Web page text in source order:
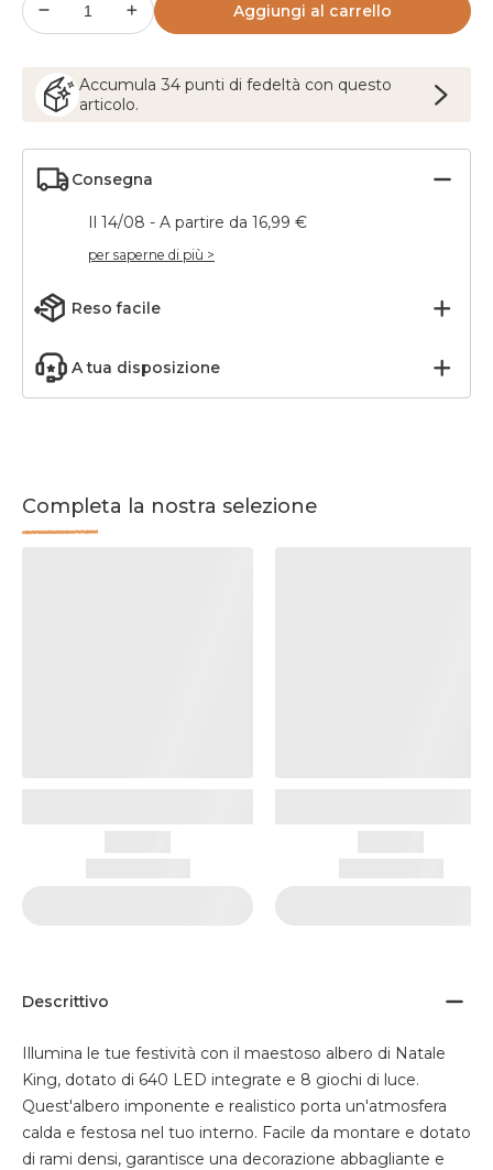
Aggiungi al carrello
Accumula 34 punti di fedeltà con questo
articolo.
Consegna
Il 14/08 - A partire da 16,99 €
per saperne di più >
Reso facile
A tua disposizione
Completa la nostra selezione
Descrittivo
Illumina le tue festività con il maestoso albero di Natale
King, dotato di 640 LED integrate e 8 giochi di luce.
Quest'albero imponente e realistico porta un'atmosfera
calda e festosa nel tuo interno. Facile da montare e dotato
di rami densi, garantisce una decorazione abbagliante e